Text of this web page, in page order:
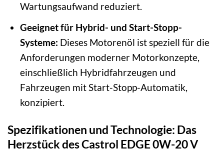
Wartungsaufwand reduziert.
Geeignet für Hybrid- und Start-Stopp-
Systeme: Dieses Motorenöl ist speziell für die
Anforderungen moderner Motorkonzepte,
einschließlich Hybridfahrzeugen und
Fahrzeugen mit Start-Stopp-Automatik,
konzipiert.
Spezifikationen und Technologie: Das
Herzstück des Castrol EDGE 0W-20 V